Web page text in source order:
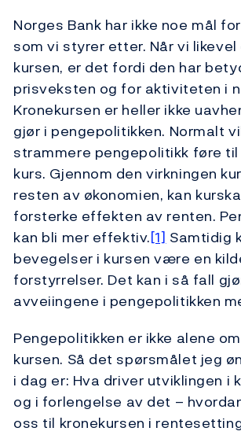
Norges Bank har ikke noe mål
som vi styrer etter. Når vi
kursen, er det fordi den har
prisveksten og for aktiviteten i
Kronekursen er heller ikke
gjør i pengepolitikken. Normalt
strammere pengepolitikk føre
kurs. Gjennom den virkningen
resten av økonomien, kan
forsterke effekten av renten.
kan bli mer effektiv.[1] Samtidig
bevegelser i kursen være en
forstyrrelser. Det kan i så fall
avveiingene i pengepolitikken
Pengepolitikken er ikke alene
kursen. Så det spørsmålet jeg
i dag er: Hva driver utviklingen i
og i forlengelse av det –
oss til kronekursen i